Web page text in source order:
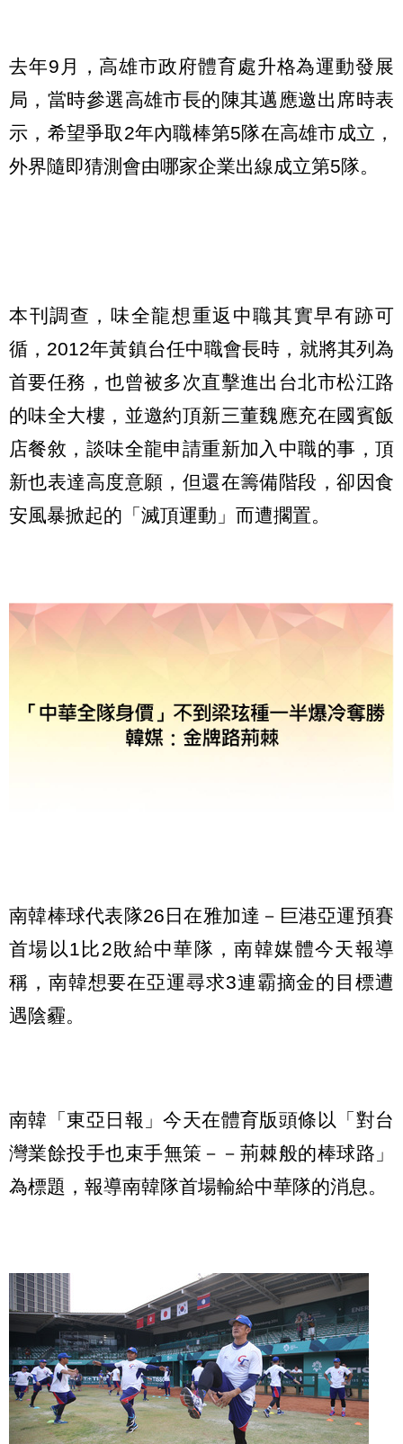
去年9月，高雄市政府體育處升格為運動發展
局，當時參選高雄市長的陳其邁應邀出席時表
示，希望爭取2年內職棒第5隊在高雄市成立，
外界隨即猜測會由哪家企業出線成立第5隊。
本刊調查，味全龍想重返中職其實早有跡可
循，2012年黃鎮台任中職會長時，就將其列為
首要任務，也曾被多次直擊進出台北市松江路
的味全大樓，並邀約頂新三董魏應充在國賓飯
店餐敘，談味全龍申請重新加入中職的事，頂
新也表達高度意願，但還在籌備階段，卻因食
安風暴掀起的「滅頂運動」而遭擱置。
南韓棒球代表隊26日在雅加達－巨港亞運預賽
首場以1比2敗給中華隊，南韓媒體今天報導
稱，南韓想要在亞運尋求3連霸摘金的目標遭
遇陰霾。
南韓「東亞日報」今天在體育版頭條以「對台
灣業餘投手也束手無策－－荊棘般的棒球路」
為標題，報導南韓隊首場輸給中華隊的消息。